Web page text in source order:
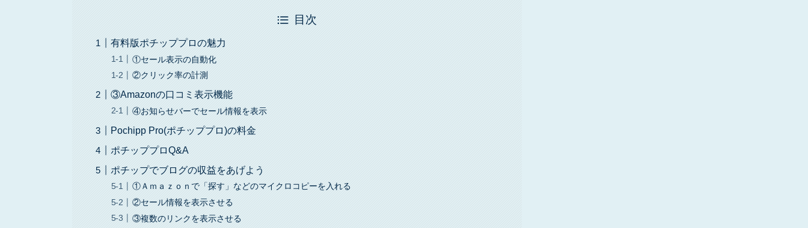
目次
有料版ポチッププロの魅力
①セール表示の自動化
②クリック率の計測
③Amazonの口コミ表示機能
④お知らせバーでセール情報を表示
Pochipp Pro(ポチッププロ)の料金
ポチッププロQ&A
ポチップでブログの収益をあげよう
①Ａｍａｚｏｎで「探す」などのマイクロコピーを入れる
②セール情報を表示させる
③複数のリンクを表示させる